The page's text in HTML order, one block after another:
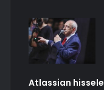
Atlassian